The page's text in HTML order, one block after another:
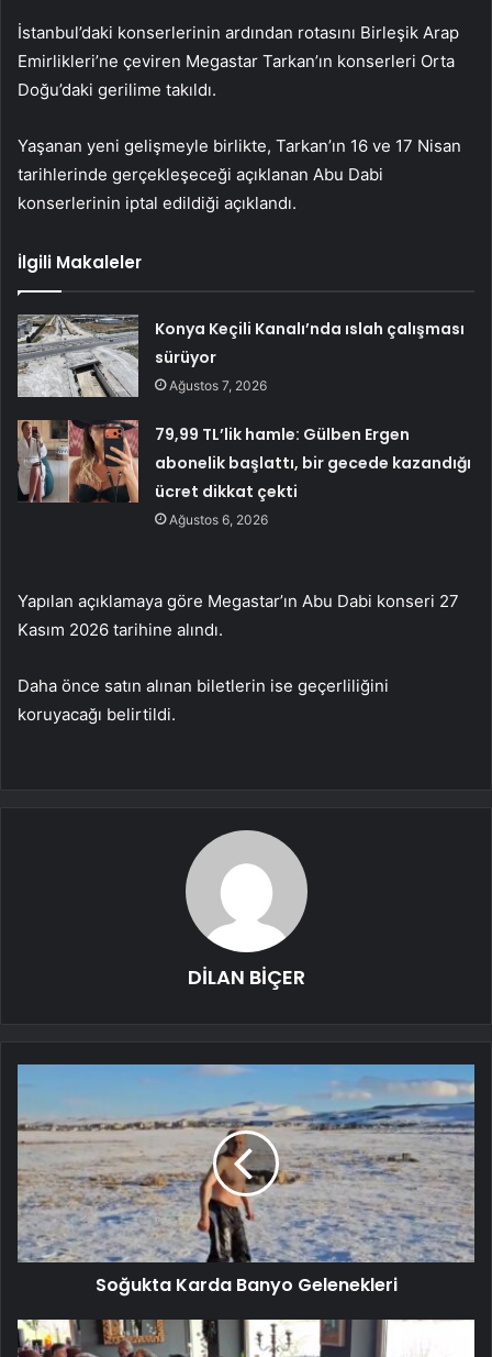
İstanbul’daki konserlerinin ardından rotasını Birleşik Arap
Emirlikleri’ne çeviren Megastar Tarkan’ın konserleri Orta
Doğu’daki gerilime takıldı.
Yaşanan yeni gelişmeyle birlikte, Tarkan’ın 16 ve 17 Nisan
tarihlerinde gerçekleşeceği açıklanan Abu Dabi
konserlerinin iptal edildiği açıklandı.
İlgili Makaleler
Konya Keçili Kanalı’nda ıslah çalışması
sürüyor
Ağustos 7, 2026
79,99 TL’lik hamle: Gülben Ergen
abonelik başlattı, bir gecede kazandığı
ücret dikkat çekti
Ağustos 6, 2026
Yapılan açıklamaya göre Megastar’ın Abu Dabi konseri 27
Kasım 2026 tarihine alındı.
Daha önce satın alınan biletlerin ise geçerliliğini
koruyacağı belirtildi.
DİLAN BİÇER
Soğukta Karda Banyo Gelenekleri